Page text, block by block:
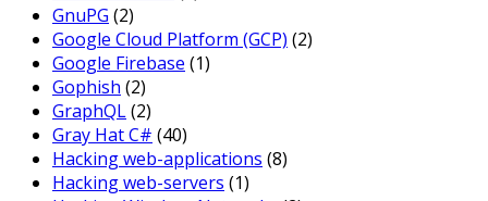
GnuPG (2)
Google Cloud Platform (GCP) (2)
Google Firebase (1)
Gophish (2)
GraphQL(2)
Gray Hat C# (40)
Hacking web-applications (8)
Hacking web-servers (1)